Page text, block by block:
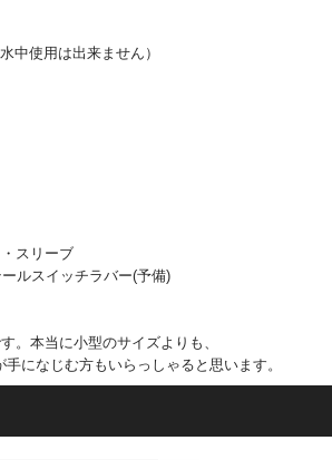
中使用は出来ません）
スリーブ
ルスイッチラバー(予備)
。本当に小型のサイズよりも、
になじむ方もいらっしゃると思います。